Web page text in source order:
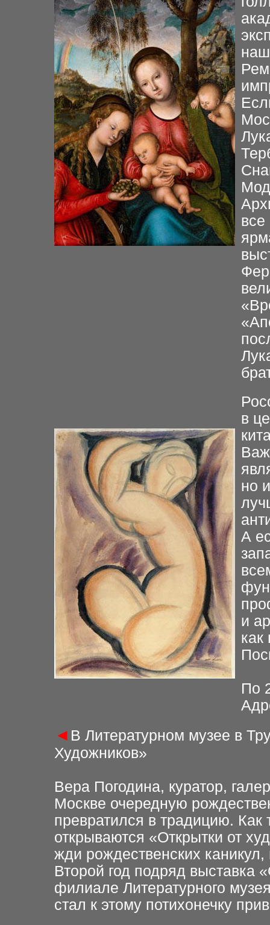
в
но
А
и
как
По
◄ В Литературном музее в
Художников»
Вера Погодина, куратор,
Москве очередную
превратился в традицию.
открываются «Открытки от
жди рождественских
Второй год подряд выставка
филиале Литературного
стал к этому потихонечку